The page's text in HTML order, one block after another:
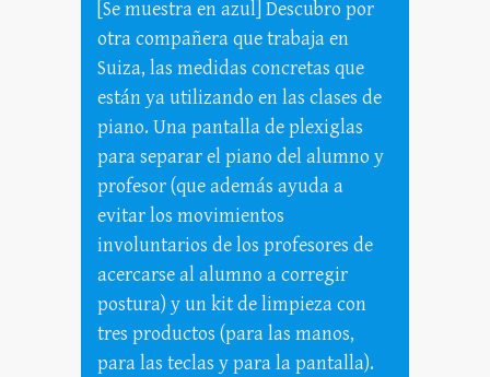
[Se muestra en azul] Descubro por
otra compañera que trabaja en
Suiza, las medidas concretas que
están ya utilizando en las clases de
piano. Una pantalla de plexiglas
para separar el piano del alumno y
profesor (que además ayuda a
evitar los movimientos
involuntarios de los profesores de
acercarse al alumno a corregir
postura) y un kit de limpieza con
tres productos (para las manos,
para las teclas y para la pantalla).